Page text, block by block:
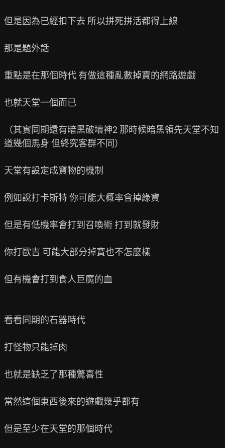
但是因為已經扣下去 所以拼死拼活都得上線
那是題外話
重點是在那個時代 有做這種亂數掉寶的網路遊戲
也就天堂一個而已
（其實同期還有暗黑破壞神2 那時候暗黑領先天堂不知
道幾個馬身 但終究客群不同）
天堂有設定成寶物的機制
例如說打卡斯特 你可能大概率會掉綠寶
但是有低機率會打到召喚術 打到就發財
你打歐吉 可能大部分掉寶也不怎麼樣
但有機會打到食人巨魔的血
看看同期的石器時代
打怪物只能掉肉
也就是缺乏了那種驚喜性
當然這個東西後來的遊戲幾乎都有
但是至少在天堂的那個時代